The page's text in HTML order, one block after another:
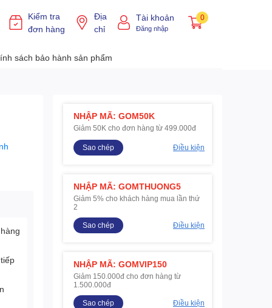
Kiểm tra
đơn hàng
Địa
chỉ
Tài khoản
Đăng nhập
0
sách bảo hành sản phẩm
NHẬP MÃ: GOM50K
Giảm 50K cho đơn hàng từ 499.000đ
Sao chép Điều kiện
NHẬP MÃ: GOMTHUONG5
Giảm 5% cho khách hàng mua lần thứ
2
Sao chép
Điều kiện
NHẬP MÃ: GOMVIP150
Giảm 150.000đ cho đơn hàng từ
1.500.000đ
Sao chép
Điều kiện